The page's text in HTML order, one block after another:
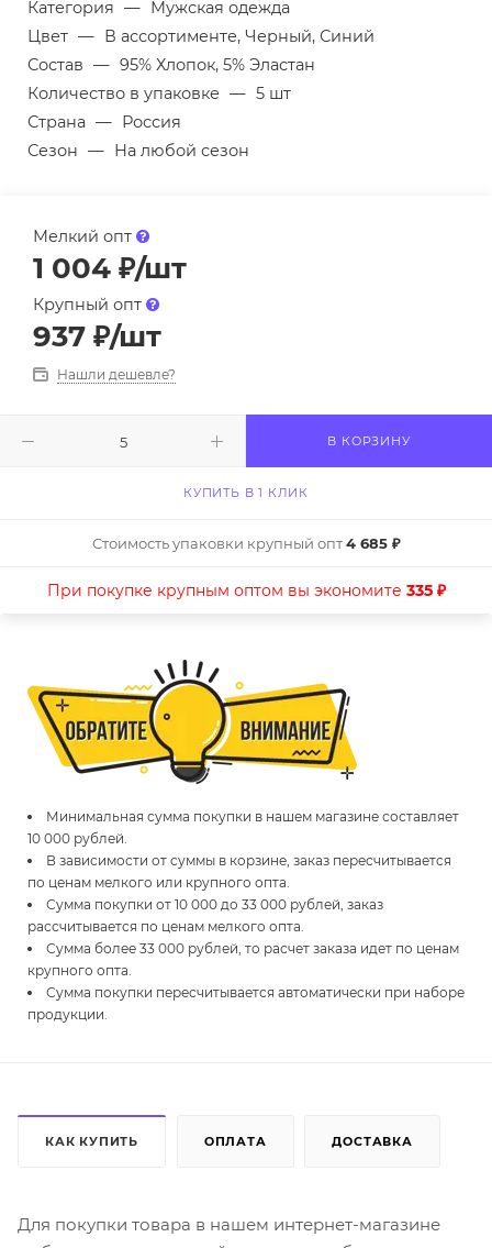
Категория — Мужская одежда
Цвет — В ассортименте, Черный, Синий
Состав — 95% Хлопок, 5% Эластан
Количество в упаковке — 5 шт
Страна — Россия
Сезон — На любой сезон
Мелкий опт
1 004 ₽/шт
Крупный опт
937 ₽/шт
Нашли дешевле?
В КОРЗИНУ
КУПИТЬ В 1 КЛИК
Стоимость упаковки крупный опт4 685 ₽
При покупке крупным оптом вы экономите 335 ₽
Минимальная сумма покупки в нашем магазине составляет
10 000 рублей.
В зависимости от суммы в корзине, заказ пересчитывается
по ценам мелкого или крупного опта.
Сумма покупки от 10 000 до 33 000 рублей, заказ
рассчитывается по ценам мелкого опта.
Сумма более 33 000 рублей, то расчет заказа идет по ценам
крупного опта.
Сумма покупки пересчитывается автоматически при наборе
продукции.
КАК КУПИТЬ ОПЛАТА ДОСТАВКА
Для покупки товара в нашем интернет-магазине